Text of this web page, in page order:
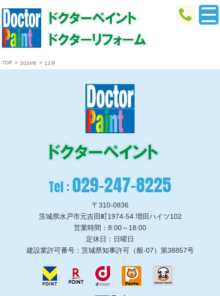
TOP > 2024年 > 12月
Tel :029-247-8225
〒310-0836
茨城県水戸市元吉田町1974-54 増田ハイツ102
営業時間：8:00～18:00
定休日：日曜日
建設業許可番号：茨城県知事許可（般-07）第38857号